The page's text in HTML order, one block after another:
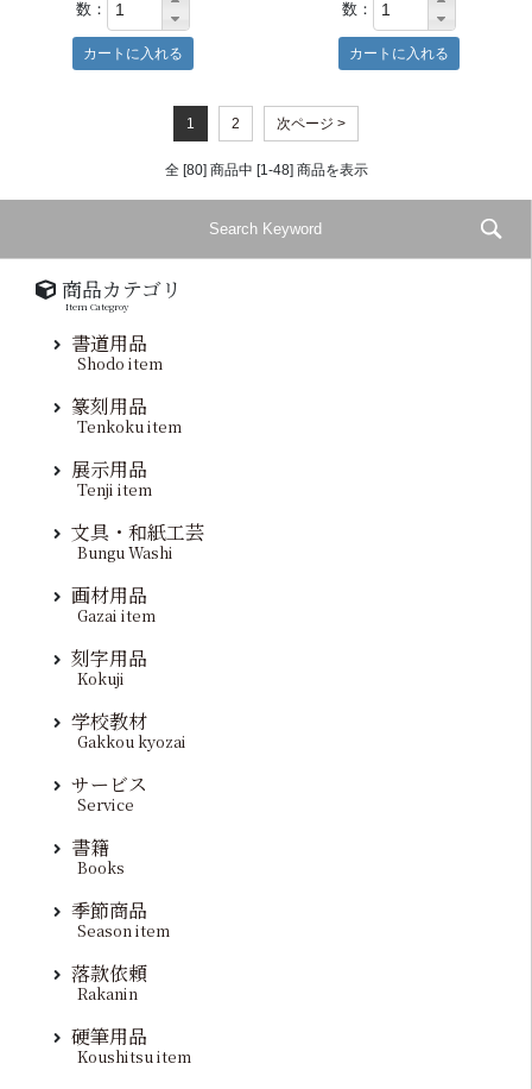
数： 数：
1 2 次ページ >
全 [80] 商品中 [1-48] 商品を表示
商品カテゴリ
Item Categroy
書道用品
Shodo item
篆刻用品
Tenkoku item
展示用品
Tenji item
文具・和紙工芸
Bungu Washi
画材用品
Gazai item
刻字用品
Kokuji
学校教材
Gakkou kyozai
サービス
Service
書籍
Books
季節商品
Season item
落款依頼
Rakanin
硬筆用品
Koushitsu item